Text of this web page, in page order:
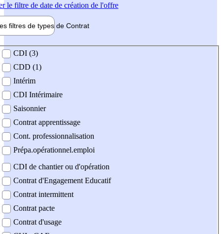
le filtre de date de création de l'offre
filtres de types de Contrat
contrat
CDI (3)
CDD (1)
Intérim
CDI Intérimaire
Saisonnier
Contrat apprentissage
Cont. professionnalisation
Prépa.opérationnel.emploi
CDI de chantier ou d'opération
Contrat d'Engagement Educatif
Contrat intermittent
Contrat pacte
Contrat d'usage